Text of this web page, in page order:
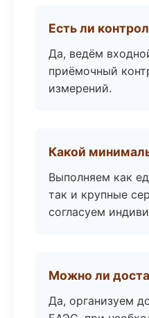
Есть ли
Да, ведём
приёмочный
измерений.
Какой
Выполняем как
так и крупные
согласуем
Можно ли
Да, организуем